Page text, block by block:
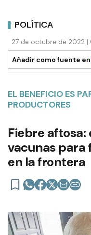
POLÍTICA
27 de octubre de 2022
Añadir como fuente en
EL BENEFICIO ES
PRODUCTORES
Fiebre aftosa:
vacunas para
en la frontera